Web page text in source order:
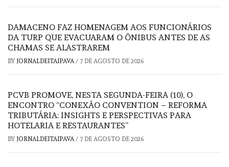
DAMACENO FAZ HOMENAGEM AOS FUNCIONÁRIOS
DA TURP QUE EVACUARAM O ÔNIBUS ANTES DE AS
CHAMAS SE ALASTRAREM
BY JORNALDEITAIPAVA / 7 DE AGOSTO DE 2026
PCVB PROMOVE, NESTA SEGUNDA-FEIRA (10), O
ENCONTRO “CONEXÃO CONVENTION – REFORMA
TRIBUTÁRIA: INSIGHTS E PERSPECTIVAS PARA
HOTELARIA E RESTAURANTES”
BY JORNALDEITAIPAVA / 7 DE AGOSTO DE 2026